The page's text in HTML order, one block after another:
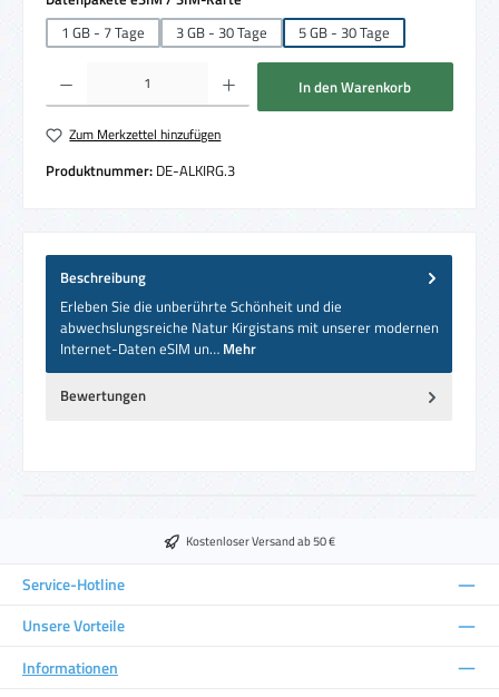
1 GB - 7 Tage
3 GB - 30 Tage 5 GB - 30 Tage
Produkt Anzahl: Gib den gewünschten Wert ein oder benutze die Schaltflächen um
In den Warenkorb
Zum Merkzettel hinzufügen
Produktnummer: DE-ALKIRG.3
Beschreibung
Erleben Sie die unberührte Schönheit und die
abwechslungsreiche Natur Kirgistans mit unserer modernen
Internet-Daten eSIM un… Mehr
Bewertungen
Kostenloser Versand ab 50 €
Service-Hotline
Unsere Vorteile
Informationen